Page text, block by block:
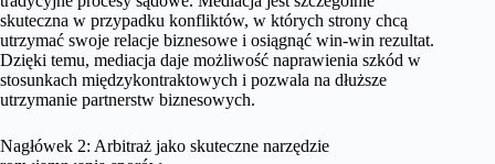
skuteczna w przypadku konfliktów, w których strony chcą
utrzymać swoje relacje biznesowe i osiągnąć win-win rezultat.
Dzięki temu, mediacja daje możliwość naprawienia szkód w
stosunkach międzykontraktowych i pozwala na dłuższe
utrzymanie partnerstw biznesowych.
Nagłówek 2: Arbitraż jako skuteczne narzędzie